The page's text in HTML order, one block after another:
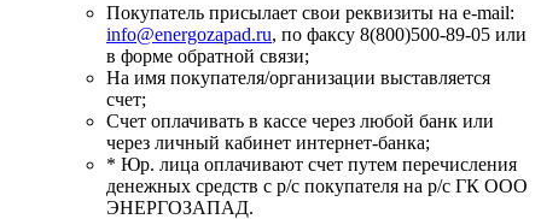
Покупатель присылает свои реквизиты на e-mail:
info@energozapad.ru, по факсу 8(800)500-89-05 или
в форме обратной связи;
На имя покупателя/организации выставляется
счет;
Счет оплачивать в кассе через любой банк или
через личный кабинет интернет-банка;
* Юр. лица оплачивают счет путем перечисления
денежных средств с р/с покупателя на р/с ГК ООО
ЭНЕРГОЗАПАД.